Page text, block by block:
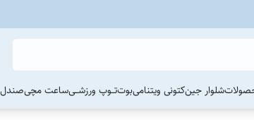
شلوار جینکتونی ویتنامیبوتتــوپ ورزشــیساعت مچیصندل